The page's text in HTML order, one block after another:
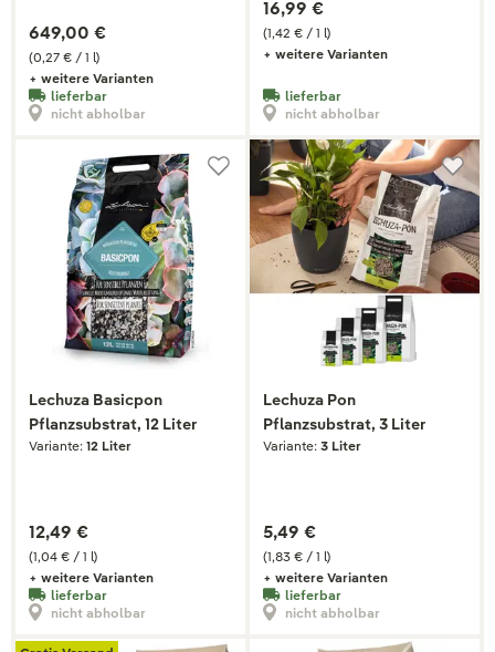
(0,27 € / 1 l)
649,00 €
+ weitere Varianten
lieferbar
nicht abholbar
(1,42 € / 1 l)
16,99 €
+ weitere Varianten
lieferbar
nicht abholbar
Lechuza Basicpon
Pflanzsubstrat, 12 Liter
Variante: 12 Liter
(1,04 € / 1 l)
12,49 €
+ weitere Varianten
lieferbar
nicht abholbar
Lechuza Pon
Pflanzsubstrat, 3 Liter
Variante: 3 Liter
(1,83 € / 1 l)
5,49 €
+ weitere Varianten
lieferbar
nicht abholbar